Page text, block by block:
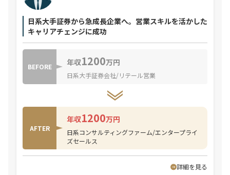
日系大手証券から急成長企業へ。営業スキルを活かした
キャリアチェンジに成功
BEFORE 年収1200万円
日系大手証券会社/リテール営業
AFTER
年収1200万円
日系コンサルティングファーム/エンタープライ
ズセールス
詳細を見る